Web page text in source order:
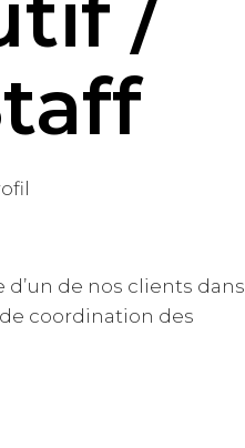
de nos clients dans
coordination des